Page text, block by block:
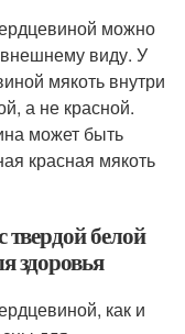
можно
виду. У
мякоть внутри
а не красной.
может быть
красная мякоть
белой
здоровья
как и